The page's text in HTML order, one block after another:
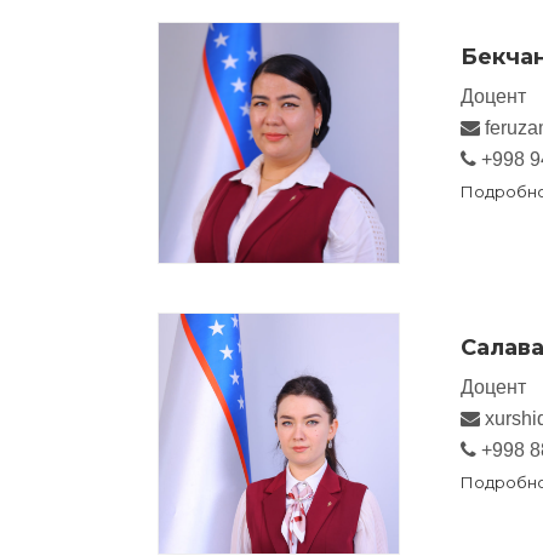
Доцент
+998
Доцент
+998